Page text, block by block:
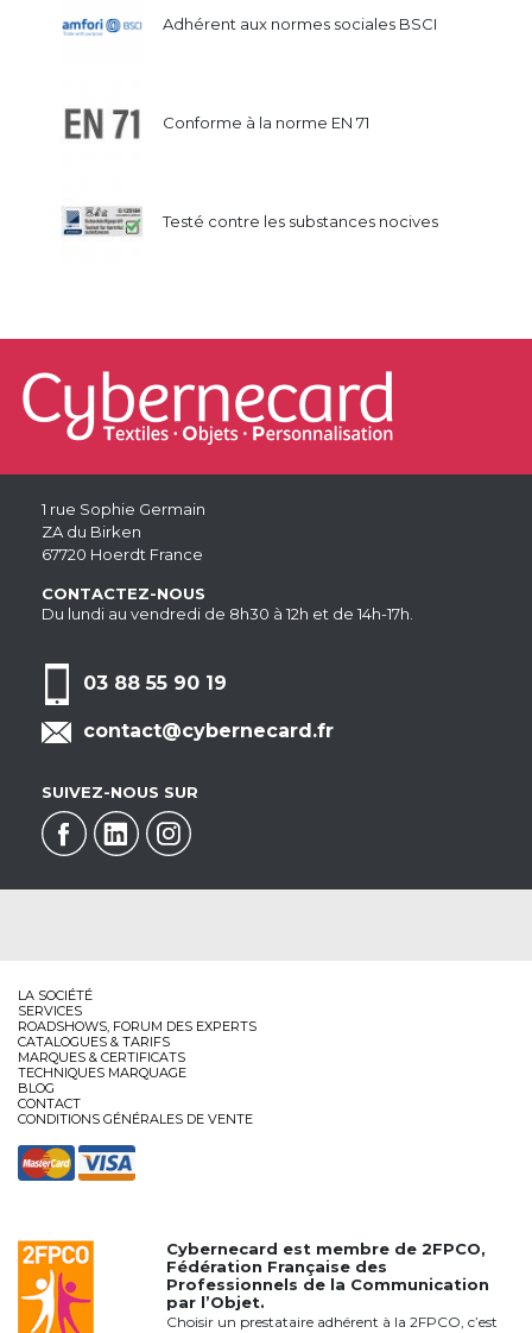
Adhérent aux normes sociales BSCI
Conforme à la norme EN 71
Testé contre les substances nocives
1 rue Sophie Germain
ZA du Birken
67720 Hoerdt France
CONTACTEZ-NOUS
Du lundi au vendredi de 8h30 à 12h et de 14h-17h.
03 88 55 90 19
contact@cybernecard.fr
SUIVEZ-NOUS SUR
LA SOCIÉTÉ
SERVICES
ROADSHOWS, FORUM DES EXPERTS
CATALOGUES & TARIFS
MARQUES & CERTIFICATS
TECHNIQUES MARQUAGE
BLOG
CONTACT
CONDITIONS GÉNÉRALES DE VENTE
Cybernecard est membre de2FPCO,
Fédération Française des
Professionnels de la Communication
par l’Objet.
Choisir un prestataire adhérent à la 2FPCO, c’est